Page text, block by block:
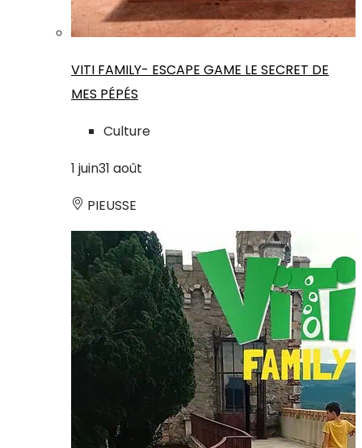
VITI FAMILY- ESCAPE GAME LE SECRET DE
MES PÉPÉS
Culture
1 juin31 août
PIEUSSE